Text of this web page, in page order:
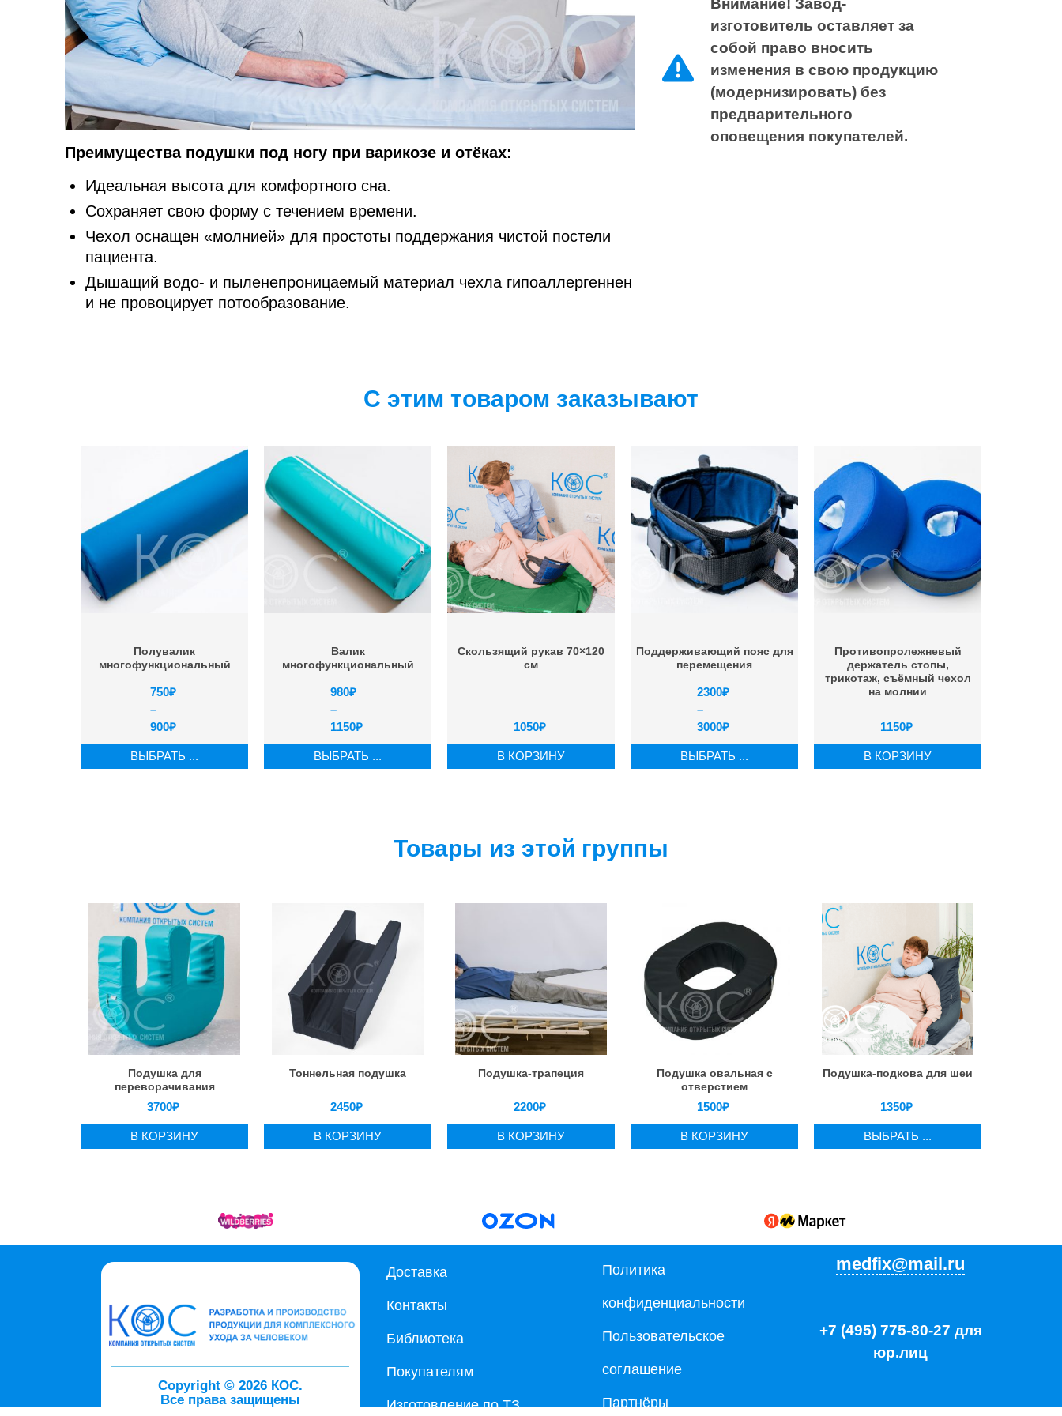
Преимущества подушки под ногу при варикозе и отёках:
Идеальная высота для комфортного сна.
Сохраняет свою форму с течением времени.
Чехол оснащен «молнией» для простоты поддержания чистой постели
пациента.
Дышащий водо- и пыленепроницаемый материал чехла гипоаллергеннен
и не провоцирует потообразование.
Внимание! Завод-
изготовитель оставляет за
собой право вносить
изменения в свою продукцию
(модернизировать) без
предварительного
оповещения покупателей.
С этим товаром заказывают
Полувалик
многофункциональный
750₽
–
900₽
ВЫБРАТЬ ...
Валик
многофункциональный
980₽
–
1150₽
ВЫБРАТЬ ...
Скользящий рукав 70×120
см
1050₽
В КОРЗИНУ
Поддерживающий пояс для
перемещения
2300₽
–
3000₽
ВЫБРАТЬ ...
Противопролежневый
держатель стопы,
трикотаж, съёмный чехол
на молнии
1150₽
В КОРЗИНУ
Товары из этой группы
Подушка для
переворачивания
3700₽
В КОРЗИНУ
Тоннельная подушка
2450₽
В КОРЗИНУ
Подушка-трапеция
2200₽
В КОРЗИНУ
Подушка овальная с
отверстием
1500₽
В КОРЗИНУ
Подушка-подкова для шеи
1350₽
ВЫБРАТЬ ...
Copyright © 2026 КОС.
Все права защищены
Доставка
Контакты
Библиотека
Покупателям
Изготовление по ТЗ
Политика
конфиденциальности
Пользовательское
соглашение
Партнёры
medfix@mail.ru
+7 (495) 775-80-27 для
юр.лиц